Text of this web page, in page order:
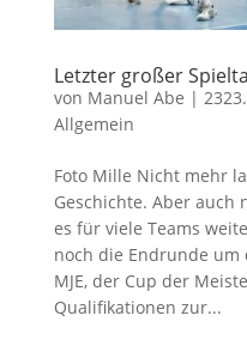
Letzter großer
von Manuel Abe |
Allgemein
Foto Mille Nicht mehr
Geschichte. Aber auch
es für viele Teams
noch die Endrunde
MJE, der Cup der
Qualifikationen zur...